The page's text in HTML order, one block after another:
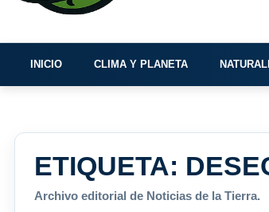
INICIO CLIMA Y PLANETA
ETIQUETA:
Archivo editorial de Noticias de la Tierra.